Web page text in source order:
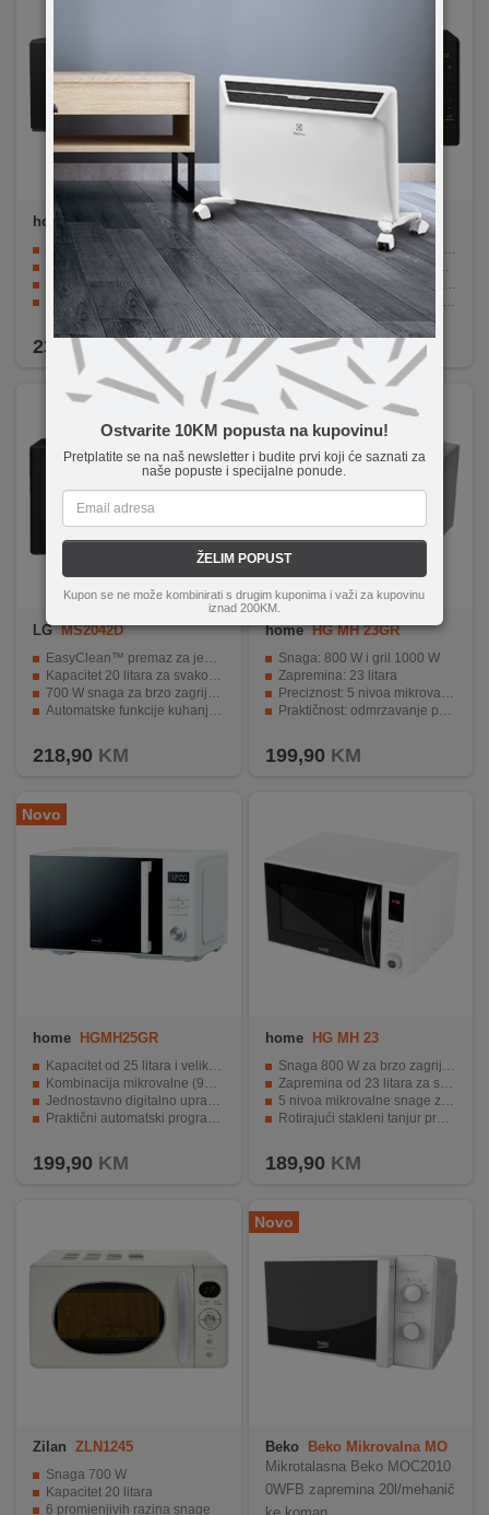
Ostvarite 10KM popusta na kupovinu!
Pretplatite se na naš newsletter i budite prvi koji će saznati za
naše popuste i specijalne ponude.
ŽELIM POPUST
Kupon se ne može kombinirati s drugim kuponima i važi za kupovinu
iznad 200KM.
home HG MH 32D
Snaga 1000W
XXL Zapremina 32 litre
5 načina rada
Okretni tanjur Ø315 mm
8 automatskih programa
239,90 KM
LG MH6042D
Quartz Heater grill za brže i efikasnije pečenje
i-Wave tehnologija za ravnomjerno zagrijavanje
EasyClean™ premaz za lako čišćenje
Kompaktan dizajn uz kapacitet od 20 litara
Dodatne funkcije poput odmrzavanja i dječije zaštite
219,00KM
LG MS2042D
EasyClean™ premaz za jednostavno održavanje
Kapacitet 20 litara za svakodnevnu upotrebu
700 W snaga za brzo zagrijavanje
Automatske funkcije kuhanja i odmrzavanja
218,90 KM
home HG MH 23GR
Snaga: 800 W i gril 1000 W
Zapremina: 23 litara
Preciznost: 5 nivoa mikrovalne snage
Praktičnost: odmrzavanje po težini i vremenu
199,90 KM
Novo
home HGMH25GR
Kapacitet od 25 litara i veliki stakleni tanjir
Kombinacija mikrovalne (900 W) i grill funkcije (1000 W)
Jednostavno digitalno upravljanje i LED ekran
Praktični automatski programi i odmrzavanje
199,90 KM
home HG MH 23
Snaga 800 W za brzo zagrijavanje hrane
Zapremina od 23 litara za svakodnevne obroke
5 nivoa mikrovalne snage za prilagodbu
Rotirajući stakleni tanjur promjera 27 cm
189,90 KM
Zilan ZLN1245
Snaga 700 W
Kapacitet 20 litara
6 promjenjivih razina snage
Novo
Beko
Beko Mikrovalna MO
C20100WFB
Mikrotalasna Beko MOC2010
0WFB zapremina 20l/mehanič
ke koman